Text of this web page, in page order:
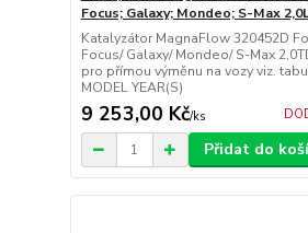
Focus; Galaxy; Mondeo; S-Max
Katalyzátor MagnaFlow 320452D
Focus/ Galaxy/ Mondeo/ S-Max
pro přímou výměnu na vozy viz.
MODEL YEAR(S)
9 253,00 Kč/ks
Přidat do